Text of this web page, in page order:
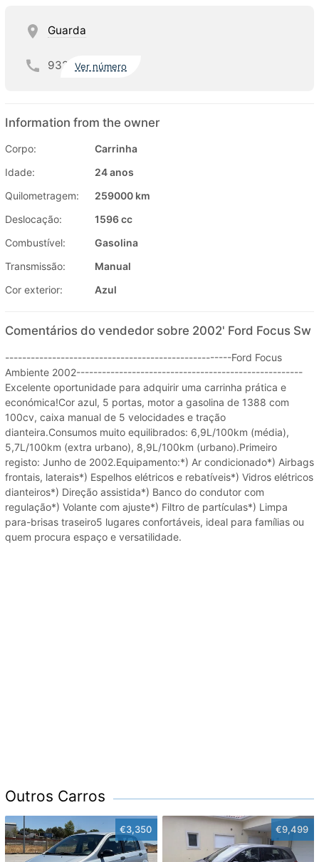
Guarda
932 Ver número
Information from the owner
Corpo:
Carrinha
Idade:
24 anos
Quilometragem:
259000 km
Deslocação:
1596 cc
Combustível:
Gasolina
Transmissão:
Manual
Cor exterior:
Azul
Comentários do vendedor sobre 2002' Ford Focus Sw
-----------------------------------------------------Ford Focus
Ambiente 2002-----------------------------------------------------
Excelente oportunidade para adquirir uma carrinha prática e
económica!Cor azul, 5 portas, motor a gasolina de 1388 com
100cv, caixa manual de 5 velocidades e tração
dianteira.Consumos muito equilibrados: 6,9L/100km (média),
5,7L/100km (extra urbano), 8,9L/100km (urbano).Primeiro
registo: Junho de 2002.Equipamento:*) Ar condicionado*) Airbags
frontais, laterais*) Espelhos elétricos e rebatíveis*) Vidros elétricos
dianteiros*) Direção assistida*) Banco do condutor com
regulação*) Volante com ajuste*) Filtro de partículas*) Limpa
para-brisas traseiro5 lugares confortáveis, ideal para famílias ou
quem procura espaço e versatilidade.
Outros Carros
€3,350 €9,499